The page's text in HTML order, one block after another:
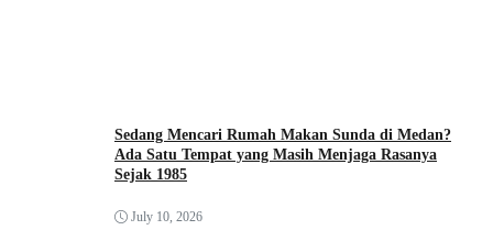
Sedang Mencari Rumah Makan Sunda di Medan?
Ada Satu Tempat yang Masih Menjaga Rasanya
Sejak 1985
July 10, 2026